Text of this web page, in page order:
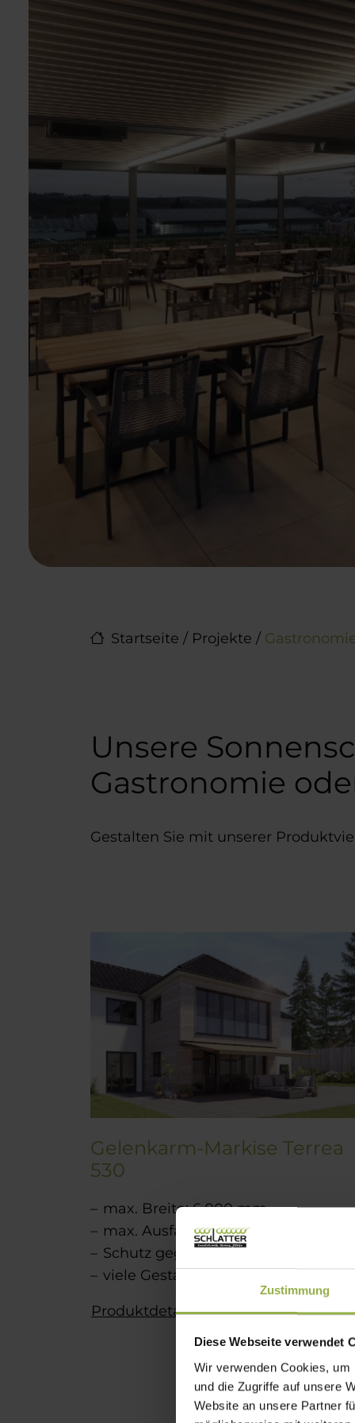
Zustimmung
Diese Webseite verwendet
Wir verwenden Cookies,
und die Zugriffe auf unsere
Website an unsere Partner
Startseite / Projekte /
Unsere
Gastronomie
Gestalten Sie mit unserer
Gelenkarm-Markise Terrea
530
max. Breite: 6.000 mm
max. Ausfall: 3.000 mm
Schutz gegen tiefstehende Sonne
viele Gestaltungsmöglichkeiten
Produktdetails